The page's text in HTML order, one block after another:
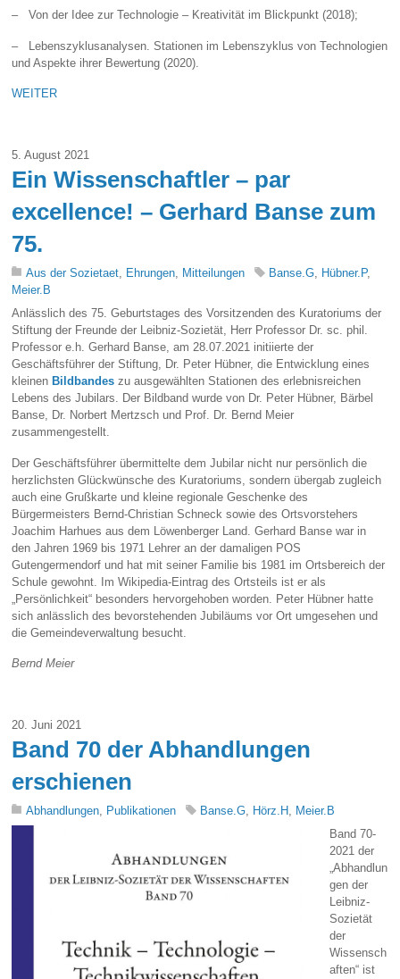
– Von der Idee zur Technologie – Kreativität im Blickpunkt (2018);
– Lebenszyklusanalysen. Stationen im Lebenszyklus von Technologien
und Aspekte ihrer Bewertung (2020).
WEITER
5. August 2021
Ein Wissenschaftler – par
excellence! – Gerhard Banse zum
75.
Aus der Sozietaet, Ehrungen, Mitteilungen Banse.G, Hübner.P,
Meier.B
Anlässlich des 75. Geburtstages des Vorsitzenden des Kuratoriums der
Stiftung der Freunde der Leibniz-Sozietät, Herr Professor Dr. sc. phil.
Professor e.h. Gerhard Banse, am 28.07.2021 initiierte der
Geschäftsführer der Stiftung, Dr. Peter Hübner, die Entwicklung eines
kleinen Bildbandes zu ausgewählten Stationen des erlebnisreichen
Lebens des Jubilars. Der Bildband wurde von Dr. Peter Hübner, Bärbel
Banse, Dr. Norbert Mertzsch und Prof. Dr. Bernd Meier
zusammengestellt.
Der Geschäftsführer übermittelte dem Jubilar nicht nur persönlich die
herzlichsten Glückwünsche des Kuratoriums, sondern übergab zugleich
auch eine Grußkarte und kleine regionale Geschenke des
Bürgermeisters Bernd-Christian Schneck sowie des Ortsvorstehers
Joachim Harhues aus dem Löwenberger Land. Gerhard Banse war in
den Jahren 1969 bis 1971 Lehrer an der damaligen POS
Gutengermendorf und hat mit seiner Familie bis 1981 im Ortsbereich der
Schule gewohnt. Im Wikipedia-Eintrag des Ortsteils ist er als
„Persönlichkeit“ besonders hervorgehoben worden. Peter Hübner hatte
sich anlässlich des bevorstehenden Jubiläums vor Ort umgesehen und
die Gemeindeverwaltung besucht.
Bernd Meier
20. Juni 2021
Band 70 der Abhandlungen
erschienen
Abhandlungen, Publikationen Banse.G, Hörz.H , Meier.B
Band 70-
2021 der
„Abhandlun
gen der
Leibniz-
Sozietät
der
Wissensch
aften“ ist